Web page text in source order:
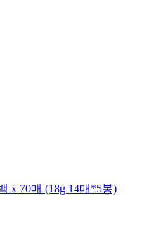
x 70매 (18g 14매*5봉)